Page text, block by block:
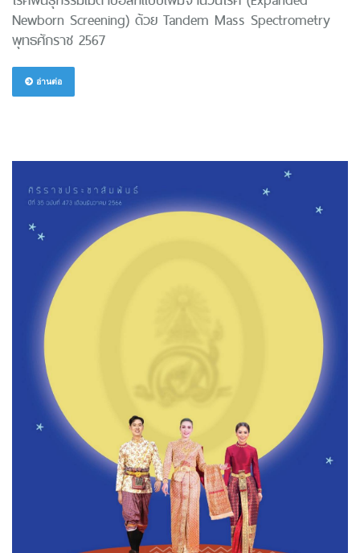
Newborn Screening) ด้วย Tandem Mass Spectrometry
พุทธศักราช 2567
อ่านต่อ